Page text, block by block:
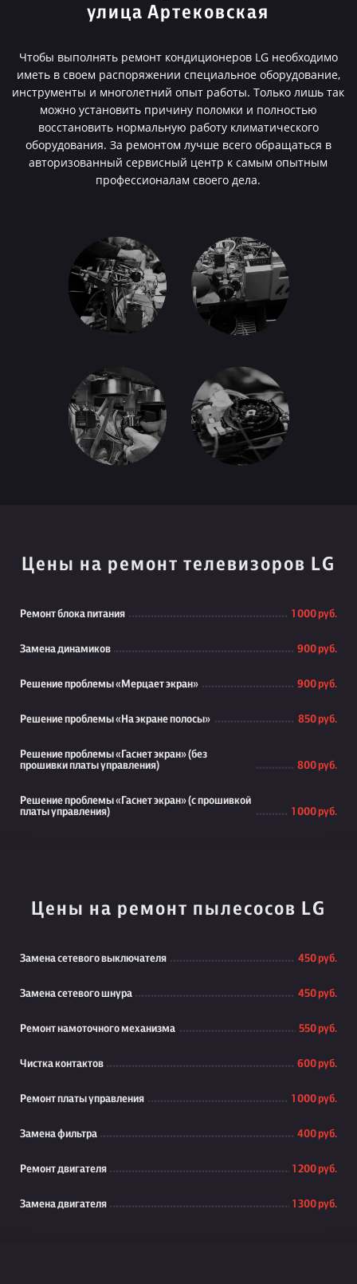
улица Артековская
Чтобы выполнять ремонт кондиционеров LG необходимо
иметь в своем распоряжении специальное оборудование,
инструменты и многолетний опыт работы. Только лишь так
можно установить причину поломки и полностью
восстановить нормальную работу климатического
оборудования. За ремонтом лучше всего обращаться в
авторизованный сервисный центр к самым опытным
профессионалам своего дела.
Цены на ремонт телевизоров LG
Ремонт блока питания 1 000 руб.
Замена динамиков 900 руб.
Решение проблемы «Мерцает экран» 900 руб.
Решение проблемы «На экране полосы» 850 руб.
Решение проблемы «Гаснет экран» (без
прошивки платы управления)
800 руб.
Решение проблемы «Гаснет экран» (с прошивкой
платы управления)
1 000 руб.
Цены на ремонт пылесосов LG
Замена сетевого выключателя 450 руб.
Замена сетевого шнура 450 руб.
Ремонт намоточного механизма 550 руб.
Чистка контактов 600 руб.
Ремонт платы управления 1 000 руб.
Замена фильтра 400 руб.
Ремонт двигателя 1 200 руб.
Замена двигателя 1 300 руб.